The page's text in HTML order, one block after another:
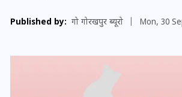
Published by: गो गोरखपुर ब्यूरो Mon, 30